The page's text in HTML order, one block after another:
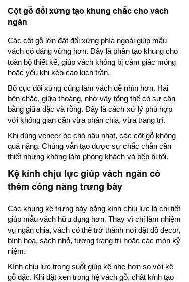
Cột gỗ đối xứng tạo khung chắc cho vách
ngăn
Các cột gỗ lớn đặt đối xứng phía ngoài giúp mẫu
vách có dáng vững hơn. Đây là phần tạo khung cho
toàn bộ thiết kế, giúp vách không bị cảm giác mỏng
hoặc yếu khi kéo cao kịch trần.
Bố cục đối xứng cũng làm vách dễ nhìn hơn. Hai
bên chắc, giữa thoáng, nhờ vậy tổng thể có sự cân
bằng giữa đặc và rỗng. Đây là cách xử lý phù hợp
với không gian cần vừa phân chia, vừa trang trí.
Khi dùng veneer óc chó nâu nhạt, các cột gỗ không
quá nặng. Chúng vẫn tạo được sự chắc chắn cần
thiết nhưng không làm phòng khách và bếp bị tối.
Kệ kính chịu lực giúp vách ngăn có
thêm công năng trưng bày
Các khung kệ trưng bày bằng kính chịu lực là chi tiết
giúp mẫu vách hữu dụng hơn. Thay vì chỉ làm nhiệm
vụ ngăn chia, vách có thể trở thành nơi đặt đồ decor,
bình hoa, sách nhỏ, tượng trang trí hoặc các món kỷ
niệm.
Kính chịu lực trong suốt giúp kệ nhẹ hơn so với kệ
gỗ đặc. Khi đặt xen trong hệ vách gỗ, chất kính tạo